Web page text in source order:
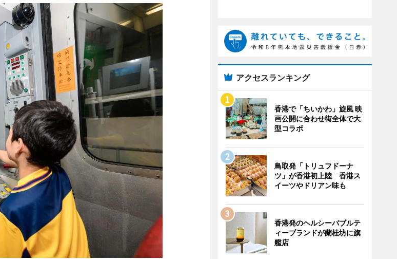
アクセスランキング
香港で「ちいかわ」旋風 映
画公開に合わせ街全体で大
型コラボ
鳥取発「トリュフドーナ
ツ」が香港初上陸 香港ス
イーツやドリアン味も
香港発のヘルシーバブルテ
ィーブランドが蘭桂坊に旗
艦店